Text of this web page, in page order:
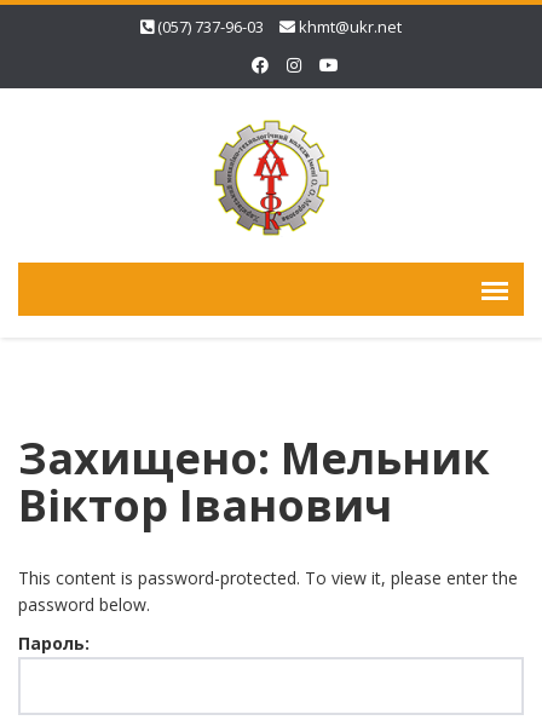
(057) 737-96-03 khmt@ukr.net
Захищено: Мельник
Віктор Іванович
This content is password-protected. To view it, please enter the
password below.
Пароль: